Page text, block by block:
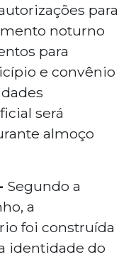
para
noturno
para
e convênio
será
almoço
Segundo a
a
foi construída
identidade do